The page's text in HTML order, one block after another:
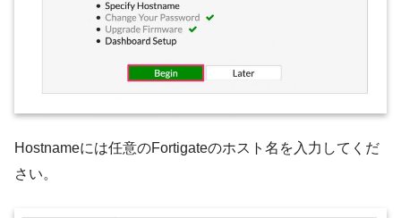
Hostnameには任意のFortigateのホスト名を入力してくだ
さい。